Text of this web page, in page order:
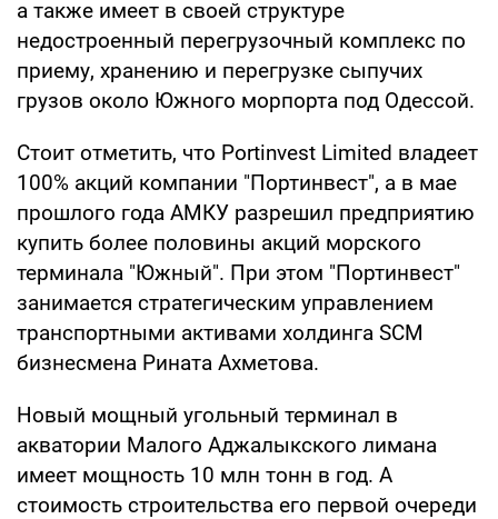
а также имеет в своей структуре
недостроенный перегрузочный комплекс по
приему, хранению и перегрузке сыпучих
грузов около Южного морпорта под Одессой.
Стоит отметить, что Portinvest Limited владеет
100% акций компании "Портинвест", а в мае
прошлого года АМКУ разрешил предприятию
купить более половины акций морского
терминала "Южный". При этом "Портинвест"
занимается стратегическим управлением
транспортными активами холдинга SCM
бизнесмена Рината Ахметова.
Новый мощный угольный терминал в
акватории Малого Аджалыкского лимана
имеет мощность 10 млн тонн в год. А
стоимость строительства его первой очереди